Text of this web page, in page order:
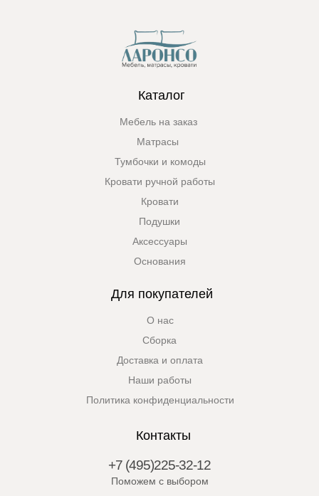
Мебель на заказ
Каталог
Для покупателей
Контакты
+7 (495)225-32-12
Поможем с выбором
Матрасы
Тумбочки и комоды
Кровати ручной работы
Кровати
О нас
Доставка и оплата
Наши работы
Политика конфиденциальности
Подушки
Аксессуары
Сборка
Основания